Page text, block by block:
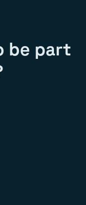
be part